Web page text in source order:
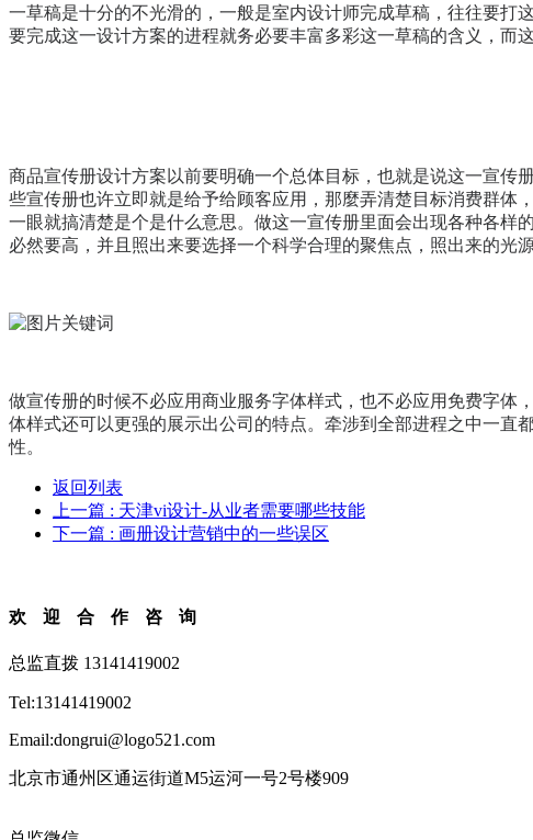
一草稿是十分的不光滑的，一般是室内设计师完成草稿，往往要打
要完成这一设计方案的进程就务必要丰富多彩这一草稿的含义，而
商品宣传册设计方案以前要明确一个总体目标，也就是说这一宣传
些宣传册也许立即就是给予给顾客应用，那麼弄清楚目标消费群体
一眼就搞清楚是个是什么意思。做这一宣传册里面会出现各种各样
必然要高，并且照出来要选择一个科学合理的聚焦点，照出来的光
做宣传册的时候不必应用商业服务字体样式，也不必应用免费字体
体样式还可以更强的展示出公司的特点。牵涉到全部进程之中一直
性。
返回列表
上一篇 : 天津vi设计-从业者需要哪些技能
下一篇 : 画册设计营销中的一些误区
欢迎合作咨询
总监直拨 13141419002
Tel:13141419002
Email:dongrui@logo521.com
北京市通州区通运街道M5运河一号2号楼909